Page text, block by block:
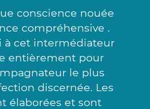
conscience nouée
compréhensive .
à cet intermédiateur
entièrement pour
le plus
discernée. Les
élaborées et sont